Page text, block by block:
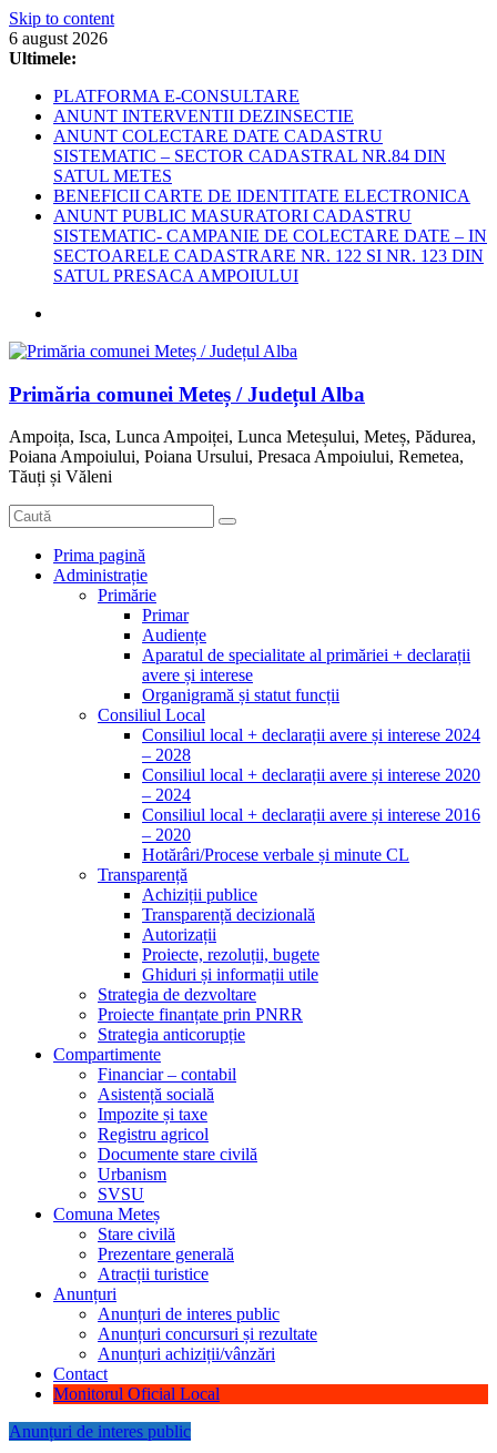
Skip to content
6 august 2026
Ultimele:
PLATFORMA E-CONSULTARE
ANUNT INTERVENTII DEZINSECTIE
ANUNT COLECTARE DATE CADASTRU
SISTEMATIC – SECTOR CADASTRAL NR.84 DIN
SATUL METES
BENEFICII CARTE DE IDENTITATE ELECTRONICA
ANUNT PUBLIC MASURATORI CADASTRU
SISTEMATIC- CAMPANIE DE COLECTARE DATE – IN
SECTOARELE CADASTRARE NR. 122 SI NR. 123 DIN
SATUL PRESACA AMPOIULUI
Primăria comunei Meteș / Județul Alba
Ampoița, Isca, Lunca Ampoiței, Lunca Meteșului, Meteș, Pădurea,
Poiana Ampoiului, Poiana Ursului, Presaca Ampoiului, Remetea,
Tăuți și Văleni
Prima pagină
Administrație
Primărie
Primar
Audiențe
Aparatul de specialitate al primăriei + declarații
avere și interese
Organigramă și statut funcții
Consiliul Local
Consiliul local + declarații avere și interese 2024
– 2028
Consiliul local + declarații avere și interese 2020
– 2024
Consiliul local + declarații avere și interese 2016
– 2020
Hotărâri/Procese verbale și minute CL
Transparență
Achiziții publice
Transparență decizională
Autorizații
Proiecte, rezoluții, bugete
Ghiduri și informații utile
Strategia de dezvoltare
Proiecte finanțate prin PNRR
Strategia anticorupție
Compartimente
Financiar – contabil
Asistență socială
Impozite și taxe
Registru agricol
Documente stare civilă
Urbanism
SVSU
Comuna Meteș
Stare civilă
Prezentare generală
Atracții turistice
Anunțuri
Anunțuri de interes public
Anunțuri concursuri și rezultate
Anunțuri achiziții/vânzări
Contact
Monitorul Oficial Local
Anunțuri de interes public